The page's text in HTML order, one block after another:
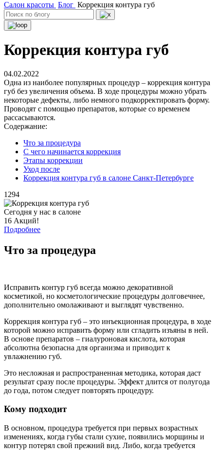
Салон красоты Блог Коррекция контура губ
Коррекция контура губ
04.02.2022
Одна из наиболее популярных процедур – коррекция контура
губ без увеличения объема. В ходе процедуры можно убрать
некоторые дефекты, либо немного подкорректировать форму.
Проводят с помощью препаратов, которые со временем
рассасываются.
Содержание:
Что за процедура
С чего начинается коррекция
Этапы коррекции
Уход после
Коррекция контура губ в салоне Санкт-Петербурге
1294
Сегодня у нас в салоне
16 Акций!
Подробнее
Что за процедура
Исправить контур губ всегда можно декоративной
косметикой, но косметологические процедуры долговечнее,
дополнительно омолаживают и выглядят чувственно.
Коррекция контура губ – это инъекционная процедура, в ходе
которой можно исправить форму или сгладить изъяны в ней.
В основе препаратов – гиалуроновая кислота, которая
абсолютна безопасна для организма и приводит к
увлажнению губ.
Это несложная и распространенная методика, которая даст
результат сразу после процедуры. Эффект длится от полугода
до года, потом следует повторять процедуру.
Кому подходит
В основном, процедура требуется при первых возрастных
изменениях, когда губы стали сухие, появились морщины и
контур потерял свой прежний вид. Либо, когда требуется